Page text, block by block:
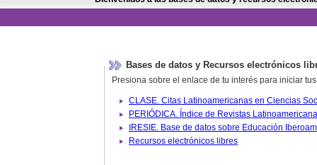
Bases de datos y Recursos electrónicos
Presiona sobre el enlace de tu interés para iniciar
IRESIE. Base de datos
Recursos electrónicos libres